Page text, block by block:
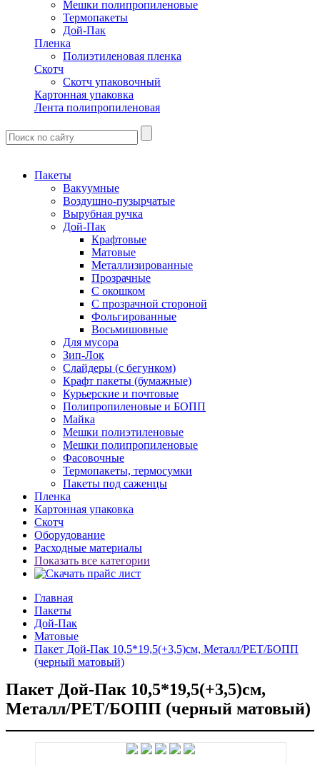
Мешки полипропиленовые
Термопакеты
Дой-Пак
Пленка
Полиэтиленовая пленка
Скотч
Скотч упаковочный
Картонная упаковка
Лента полипропиленовая
Пакеты
Вакуумные
Воздушно-пузырчатые
Вырубная ручка
Дой-Пак
Крафтовые
Матовые
Металлизированные
Прозрачные
С окошком
С прозрачной стороной
Фольгированные
Восьмишовные
Для мусора
Зип-Лок
Слайдеры (с бегунком)
Крафт пакеты (бумажные)
Курьерские и почтовые
Полипропиленовые и БОПП
Майка
Мешки полиэтиленовые
Мешки полипропиленовые
Фасовочные
Термопакеты, термосумки
Пакеты под саженцы
Пленка
Картонная упаковка
Скотч
Оборудование
Расходные материалы
Показать все категории
Главная
Пакеты
Дой-Пак
Матовые
Пакет Дой-Пак 10,5*19,5(+3,5)см, Металл/PET/БОПП
(черный матовый)
Пакет Дой-Пак 10,5*19,5(+3,5)см,
Металл/PET/БОПП (черный матовый)